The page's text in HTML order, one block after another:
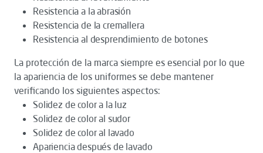
Resistencia a la abrasión
Resistencia de la cremallera
Resistencia al desprendimiento de botones
La protección de la marca siempre es esencial por lo que
la apariencia de los uniformes se debe mantener
verificando los siguientes aspectos:
Solidez de color a la luz
Solidez de color al sudor
Solidez de color al lavado
Apariencia después de lavado